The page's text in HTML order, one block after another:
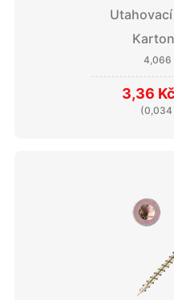
4,066
3,36 Kč
(0,034